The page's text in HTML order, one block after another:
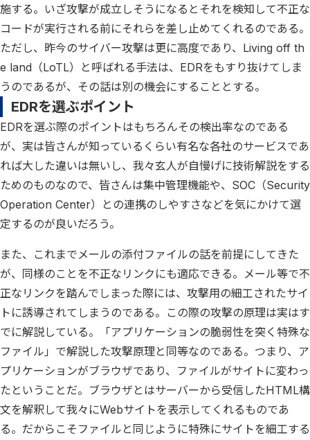
施する。いざ攻撃が成立しそうになるとそれを検知して不正な
コードが実行される前にそれらを差し止めてくれるのである。
ただし、昨今のサイバー攻撃は更に高度であり、Living off th
e land（LoTL）と呼ばれる手法は、EDRをもすり抜けてしま
うのであるが、その話は別の機会にすることとする。
EDRを選ぶポイント
EDRを選ぶ際のポイントはもちろんその検出率なのである
が、実は皆さんが知っているくらい有名な各社のサービスであ
れば大した違いは無いし、我々玄人が自慢げに技術解説をする
ためのものなので、皆さんは集中管理機能や、SOC（Security
Operation Center）との連携のしやすさなどを気にかけて選
定するのが良いだろう。
また、これまでメールの添付ファイルの話を前提にしてきた
が、同様のことを不正なリンクにも適応できる。メール等で不
正なリンクを踏んでしまった際には、攻撃用の細工されたサイ
トに誘導されてしまうのである。この際の攻撃の原理は実はす
でに解説している。「アプリケーションの脆弱性を突く特殊な
ファイル」で解説した攻撃原理と同等なのである。つまり、ア
プリケーションがブラウザであり、ファイルがサイトに変わっ
たということだ。ブラウザとはサーバーから受信したHTML構
文を解釈して我々にWebサイトを表示してくれるものであ
る。だからこそファイルと同じように特殊にサイトを細工する